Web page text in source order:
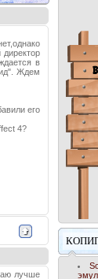
в
Ждем
его
4?
лучше